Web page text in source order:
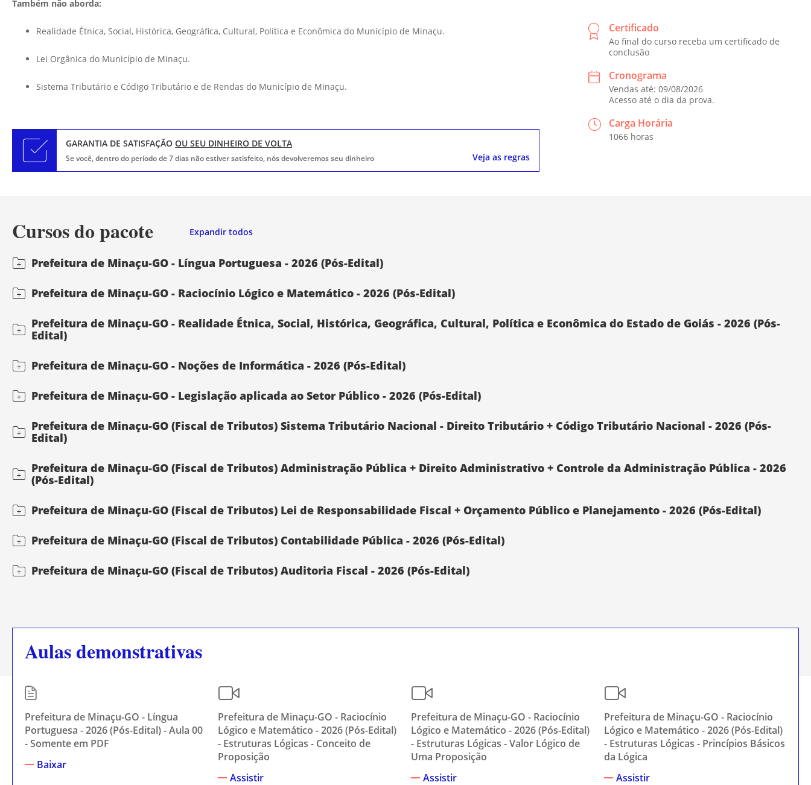
Também não aborda:
Realidade Étnica, Social, Histórica, Geográfica, Cultural, Política e Econômica do Município de Minaçu.
Lei Orgânica do Município de Minaçu.
Sistema Tributário e Código Tributário e de Rendas do Município de Minaçu.
GARANTIA DE SATISFAÇÃOOU SEU DINHEIRO DE VOLTA
Se você, dentro do período de 7 dias não estiver satisfeito, nós devolveremos seu dinheiro Veja as regras
Certificado
Ao final do curso receba um certificado de
conclusão
Cronograma
Vendas até: 09/08/2026
Acesso até o dia da prova.
Carga Horária
1066 horas
Cursos do pacote Expandir todos
Prefeitura de Minaçu-GO - Língua Portuguesa - 2026 (Pós-Edital)
Prefeitura de Minaçu-GO - Raciocínio Lógico e Matemático - 2026 (Pós-Edital)
Prefeitura de Minaçu-GO - Realidade Étnica, Social, Histórica, Geográfica, Cultural, Política e Econômica do Estado de Goiás - 2026 (Pós-
Edital)
Prefeitura de Minaçu-GO - Noções de Informática - 2026 (Pós-Edital)
Prefeitura de Minaçu-GO - Legislação aplicada ao Setor Público - 2026 (Pós-Edital)
Prefeitura de Minaçu-GO (Fiscal de Tributos) Sistema Tributário Nacional - Direito Tributário + Código Tributário Nacional - 2026 (Pós-
Edital)
Prefeitura de Minaçu-GO (Fiscal de Tributos) Administração Pública + Direito Administrativo + Controle da Administração Pública - 2026
(Pós-Edital)
Prefeitura de Minaçu-GO (Fiscal de Tributos) Lei de Responsabilidade Fiscal + Orçamento Público e Planejamento - 2026 (Pós-Edital)
Prefeitura de Minaçu-GO (Fiscal de Tributos) Contabilidade Pública - 2026 (Pós-Edital)
Prefeitura de Minaçu-GO (Fiscal de Tributos) Auditoria Fiscal - 2026 (Pós-Edital)
Aulas demonstrativas
Prefeitura de Minaçu-GO - Língua
Portuguesa - 2026 (Pós-Edital) - Aula 00
- Somente em PDF
Baixar
Prefeitura de Minaçu-GO - Raciocínio
Lógico e Matemático - 2026 (Pós-Edital)
- Estruturas Lógicas - Conceito de
Proposição
Assistir
Prefeitura de Minaçu-GO - Raciocínio
Lógico e Matemático - 2026 (Pós-Edital)
- Estruturas Lógicas - Valor Lógico de
Uma Proposição
Assistir
Prefeitura de Minaçu-GO - Raciocínio
Lógico e Matemático - 2026 (Pós-Edital)
- Estruturas Lógicas - Princípios Básicos
da Lógica
Assistir